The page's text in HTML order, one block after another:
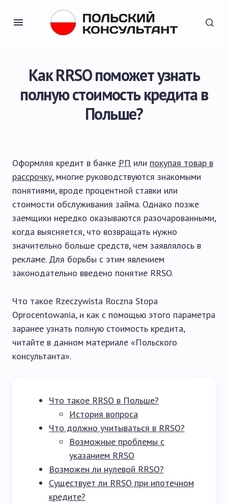
Как RRSO поможет узнать
полную стоимость кредита в
Польше?
Оформляя кредит в банке РП или покупая товар в
рассрочку, многие руководствуются знакомыми
понятиями, вроде процентной ставки или
стоимости обслуживания займа. Однако позже
заемщики нередко оказываются разочарованными,
когда выясняется, что возвращать нужно
значительно больше средств, чем заявлялось в
рекламе. Для борьбы с этим явлением
законодательно введено понятие RRSO.
Что такое Rzeczywista Roczna Stopa
Oprocentowania, и как с помощью этого параметра
заранее узнать полную стоимость кредита,
читайте в данном материале «Польского
консультанта».
Что такое RRSO в Польше?
История вопроса
Что должно учитываться в RRSO?
Возможные проблемы с
указанием RRSO
Возможен ли нулевой RRSO?
Существует ли RRSO при ипотечном
кредите?